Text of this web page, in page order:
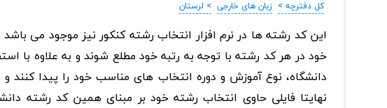
کل دفترچه > زبان های خارجی > لرستان
‏این کد رشته ها در نرم افزار انتخاب رشته کنکور نیز موجود می باشد
خود در هر کد رشته با توجه به رتبه خود مطلع شوند و به علاوه با
دانشگاه، نوع آموزش و دوره انتخاب های مناسب خود را پیدا کنند
نهایتا فایلی حاوی انتخاب رشته خود بر مبنای همین کد رشته